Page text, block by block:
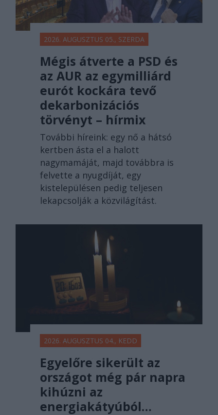
2026. AUGUSZTUS 05., SZERDA
Mégis átverte a PSD és
az AUR az egymilliárd
eurót kockára tevő
dekarbonizációs
törvényt – hírmix
További híreink: egy nő a hátsó
kertben ásta el a halott
nagymamáját, majd továbbra is
felvette a nyugdíját, egy
kistelepülésen pedig teljesen
lekapcsolják a közvilágítást.
2026. AUGUSZTUS 04., KEDD
Egyelőre sikerült az
országot még pár napra
kihúzni az
energiakátyúból…